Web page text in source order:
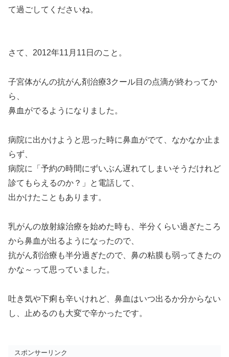
て過ごしてくださいね。
さて、2012年11月11日のこと。
子宮体がんの抗がん剤治療3クール目の点滴が終わってか
ら、
鼻血がでるようになりました。
病院に出かけようと思った時に鼻血がでて、なかなか止ま
らず、
病院に「予約の時間にずいぶん遅れてしまいそうだけれど
診てもらえるのか？」と電話して、
出かけたこともあります。
乳がんの放射線治療を始めた時も、半分くらい過ぎたころ
から鼻血が出るようになったので、
抗がん剤治療も半分過ぎたので、鼻の粘膜も弱ってきたの
かな～って思っていました。
吐き気や下痢も辛いけれど、鼻血はいつ出るか分からない
し、止めるのも大変で辛かったです。
スポンサーリンク